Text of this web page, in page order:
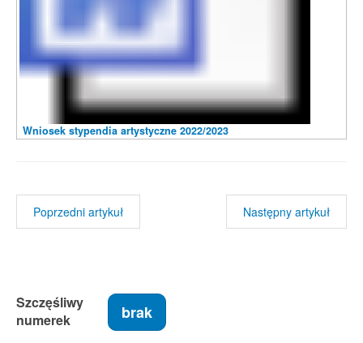
Wniosek stypendia artystyczne 2022/2023
Poprzedni artykuł Następny artykuł
Szczęśliwy
numerek
brak